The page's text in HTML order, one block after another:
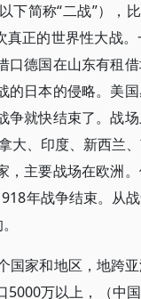
下简称“二战”），
真正的世界性大战
口德国在山东有租
的日本的侵略。美
争就快结束了。战
大、印度、新西兰
，主要战场在欧洲
年战争结束。从
国家和地区，地跨
5000万以上，（中